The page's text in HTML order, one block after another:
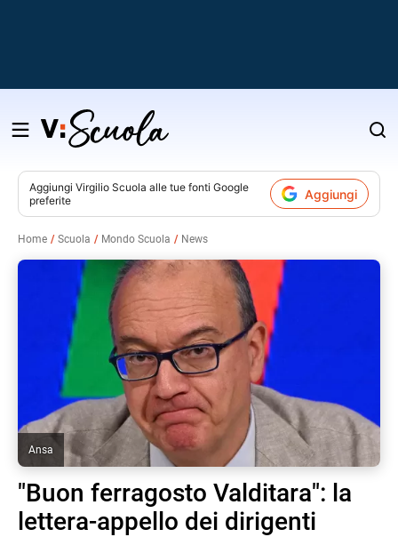
Salta
contenuto
Aggiungi Virgilio Scuola alle tue fonti Google
preferite
Aggiungi
Home Scuola Mondo Scuola News
Ansa
"Buon ferragosto Valditara": la
lettera-appello dei dirigenti